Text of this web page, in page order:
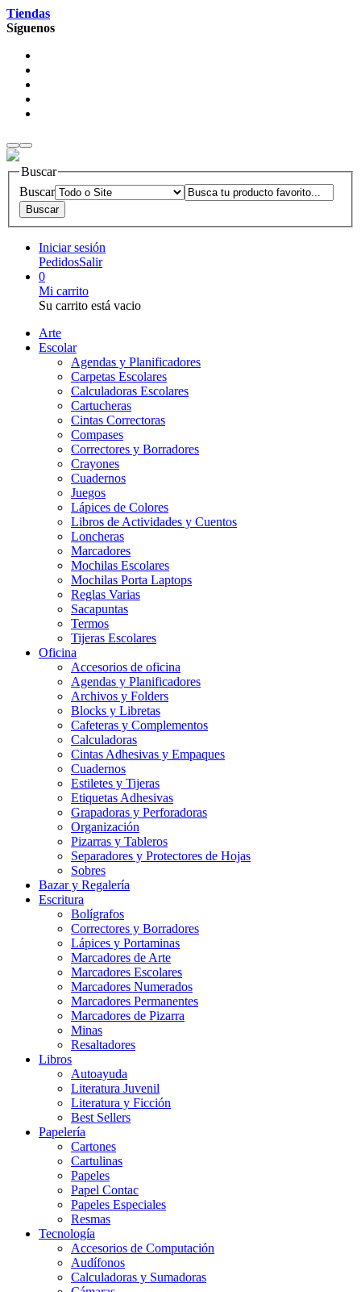
Tiendas
Síguenos
Buscar
Buscar
Iniciar sesión
PedidosSalir
0
Mi carrito
Su carrito está vacio
Arte
Escolar
Agendas y Planificadores
Carpetas Escolares
Calculadoras Escolares
Cartucheras
Cintas Correctoras
Compases
Correctores y Borradores
Crayones
Cuadernos
Juegos
Lápices de Colores
Libros de Actividades y Cuentos
Loncheras
Marcadores
Mochilas Escolares
Mochilas Porta Laptops
Reglas Varias
Sacapuntas
Termos
Tijeras Escolares
Oficina
Accesorios de oficina
Agendas y Planificadores
Archivos y Folders
Blocks y Libretas
Cafeteras y Complementos
Calculadoras
Cintas Adhesivas y Empaques
Cuadernos
Estiletes y Tijeras
Etiquetas Adhesivas
Grapadoras y Perforadoras
Organización
Pizarras y Tableros
Separadores y Protectores de Hojas
Sobres
Bazar y Regalería
Escritura
Bolígrafos
Correctores y Borradores
Lápices y Portaminas
Marcadores de Arte
Marcadores Escolares
Marcadores Numerados
Marcadores Permanentes
Marcadores de Pizarra
Minas
Resaltadores
Libros
Autoayuda
Literatura Juvenil
Literatura y Ficción
Best Sellers
Papelería
Cartones
Cartulinas
Papeles
Papel Contac
Papeles Especiales
Resmas
Tecnología
Accesorios de Computación
Audífonos
Calculadoras y Sumadoras